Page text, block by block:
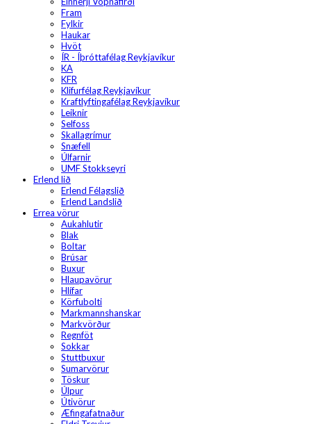
Fram
Fylkir
Haukar
Hvöt
ÍR - Íþróttafélag Reykjavíkur
KA
KFR
Klifurfélag Reykjavíkur
Kraftlyftingafélag Reykjavíkur
Leiknir
Selfoss
Skallagrímur
Snæfell
Úlfarnir
UMF Stokkseyri
Erlend lið
Erlend Félagslið
Erlend Landslið
Errea vörur
Aukahlutir
Blak
Boltar
Brúsar
Buxur
Hlaupavörur
Hlífar
Körfubolti
Markmannshanskar
Markvörður
Regnföt
Sokkar
Stuttbuxur
Sumarvörur
Töskur
Úlpur
Útivörur
Æfingafatnaður